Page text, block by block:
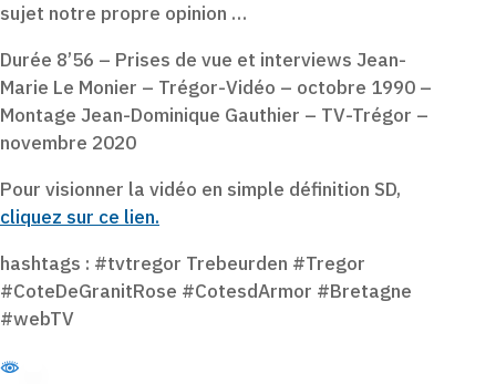
sujet notre propre opinion …
Durée 8’56 – Prises de vue et interviews Jean-
Marie Le Monier – Trégor-Vidéo – octobre 1990 –
Montage Jean-Dominique Gauthier – TV-Trégor –
novembre 2020
Pour visionner la vidéo en simple définition SD,
cliquez sur ce lien.
hashtags : #tvtregor Trebeurden #Tregor
#CoteDeGranitRose #CotesdArmor #Bretagne
#webTV